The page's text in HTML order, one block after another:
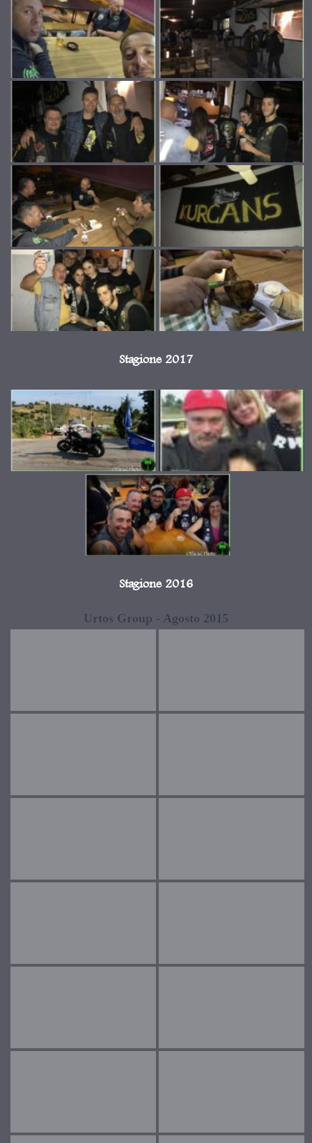
Stagione 2017
Stagione 2016
Urtos Group - Agosto 2015